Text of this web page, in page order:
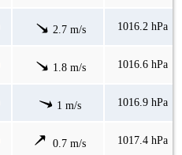
2.7 m/s 1016.2 hPa
1.8 m/s 1016.6 hPa
1 m/s 1016.9 hPa
0.7 m/s 1017.4 hPa